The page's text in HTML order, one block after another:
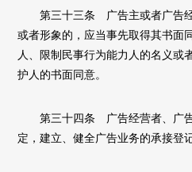
第三十三条 广告主或者广告经
或者形象的，应当事先取得其书面
人、限制民事行为能力人的名义或
护人的书面同意。
第三十四条 广告经营者、广告
定，建立、健全广告业务的承接登